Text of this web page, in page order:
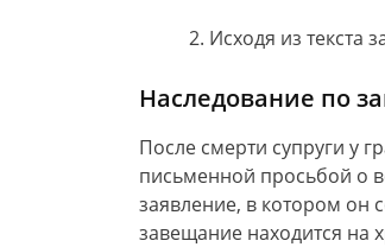
Исходя из текста
Наследование по
После смерти супруги у
письменной просьбой о
заявление, в котором он
завещание находится на